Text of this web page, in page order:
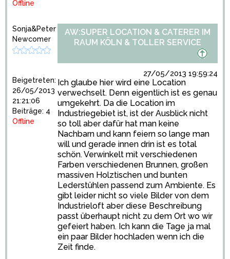
Offline
Sonja&Peter
Newcomer
Beigetreten:
26/05/2013
21:21:06
Beiträge: 4
Offline
AW:SUPER LOCATION & CATERER IM
RAUM KÖLN & TOLLER SERVICE
27/05/2013 19:59:24
Ich glaube hier wird eine Location
verwechselt. Denn eigentlich ist es genau
umgekehrt. Da die Location im
Industriegebiet ist, ist der Ausblick nicht
so toll aber dafür hat man keine
Nachbarn und kann feiern so lange man
will und gerade innen drin ist es total
schön. Verwinkelt mit verschiedenen
Farben verschiedenen Brunnen, großen
massiven Holztischen und bunten
Lederstühlen passend zum Ambiente. Es
gibt leider nicht so viele Bilder von dem
Industrieloft aber diese Beschreibung
passt überhaupt nicht zu dem Ort wo wir
gefeiert haben. Ich kann die Tage ja mal
ein paar Bilder hochladen wenn ich die
Zeit finde.